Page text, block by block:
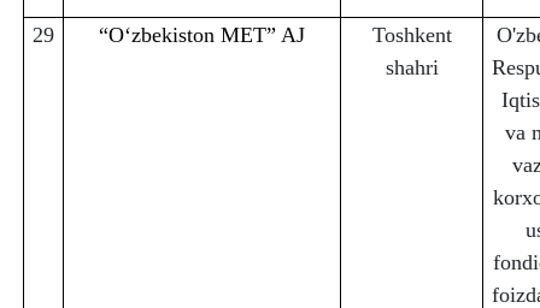
29 “Oʻzbekiston MET” AJ
Toshkent
shahri
va